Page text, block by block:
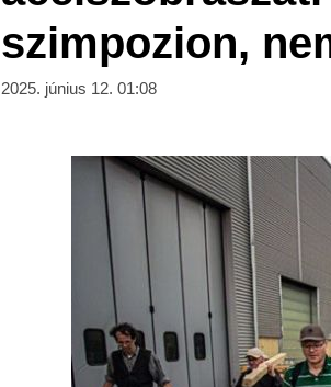
szimpozion,
2025. június 12. 01:08